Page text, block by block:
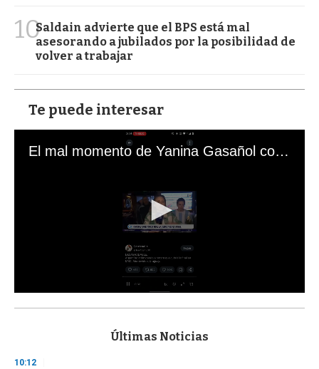
10Saldain advierte que el BPS está mal
asesorando a jubilados por la posibilidad de
volver a trabajar
Te puede interesar
El mal momento de Yanina Gasañol con un hincha argentino en "Subrayado"
s
d
Últimas Noticias
10:12